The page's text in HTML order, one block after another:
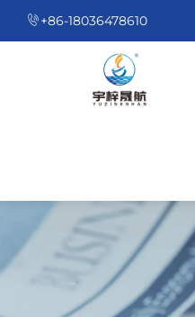
+86-18036478610